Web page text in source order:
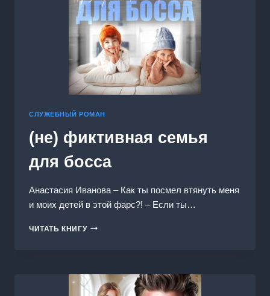
СЛУЖЕБНЫЙ РОМАН
(не) фиктивная семья
для босса
Анастасия Иванoва – Как ты посмел втянуть меня
и моих детей в этой фарс?! – Если ты…
ЧИТАТЬ КНИГУ(НЕ)